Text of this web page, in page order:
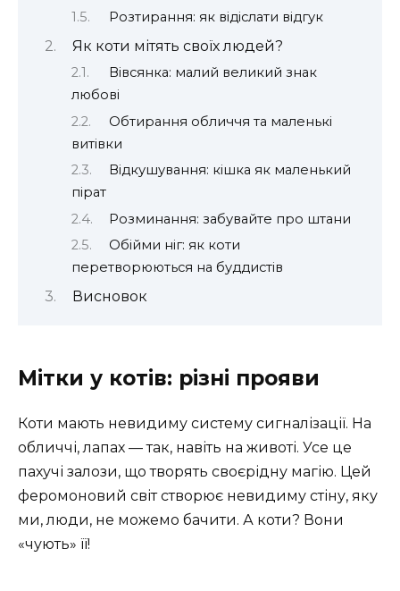
Розтирання: як відіслати відгук
Як коти мітять своїх людей?
Вівсянка: малий великий знак
любові
Обтирання обличчя та маленькі
витівки
Відкушування: кішка як маленький
пірат
Розминання: забувайте про штани
Обійми ніг: як коти
перетворюються на буддистів
Висновок
Мітки у котів: різні прояви
Коти мають невидиму систему сигналізації. На
обличчі, лапах — так, навіть на животі. Усе це
пахучі залози, що творять своєрідну магію. Цей
феромоновий світ створює невидиму стіну, яку
ми, люди, не можемо бачити. А коти? Вони
«чують» її!